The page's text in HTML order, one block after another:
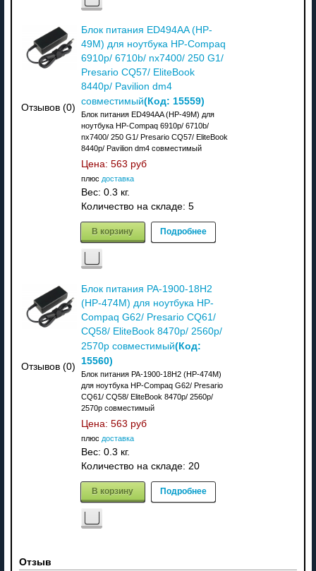
Отзывов (0)
Блок питания ED494AA (HP-
49M) для ноутбука HP-Compaq
6910p/ 6710b/ nx7400/ 250 G1/
Presario CQ57/ EliteBook
8440p/ Pavilion dm4
совместимый(Код: 15559)
Блок питания ED494AA (HP-49M) для
ноутбука HP-Compaq 6910p/ 6710b/
nx7400/ 250 G1/ Presario CQ57/ EliteBook
8440p/ Pavilion dm4 совместимый
Цена: 563 руб
плюс доставка
Вес: 0.3 кг.
Количество на складе: 5
В корзину Подробнее
Отзывов (0)
Блок питания PA-1900-18H2
(HP-474M) для ноутбука HP-
Compaq G62/ Presario CQ61/
CQ58/ EliteBook 8470p/ 2560p/
2570p совместимый(Код:
15560)
Блок питания PA-1900-18H2 (HP-474M)
для ноутбука HP-Compaq G62/ Presario
CQ61/ CQ58/ EliteBook 8470p/ 2560p/
2570p совместимый
Цена: 563 руб
плюс доставка
Вес: 0.3 кг.
Количество на складе: 20
В корзину Подробнее
Отзыв